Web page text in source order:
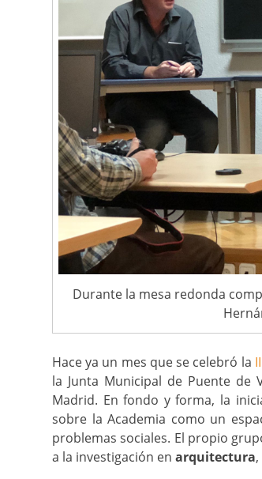
Durante la mesa redonda
Hace ya un mes que se celebró la
la Junta Municipal de Puente de
Madrid. En fondo y forma, la
sobre la Academia como un
problemas sociales. El propio
a la investigación en arquitectura,